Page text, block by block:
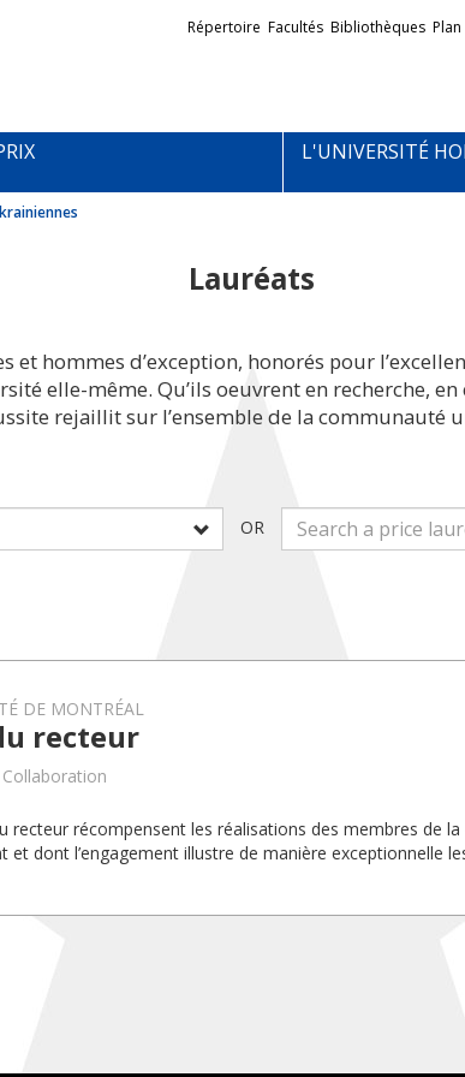
Liens
externes
Répertoire Facultés Bibliothèques
L'UNIVERSITÉ
Lauréats
et hommes d’exception, honorés pour
elle-même. Qu’ils oeuvrent en recherche,
rejaillit sur l’ensemble de la communauté
OR
DE MONTRÉAL
recteur
recteur récompensent les réalisations des membres de
et dont l’engagement illustre de manière exceptionnelle